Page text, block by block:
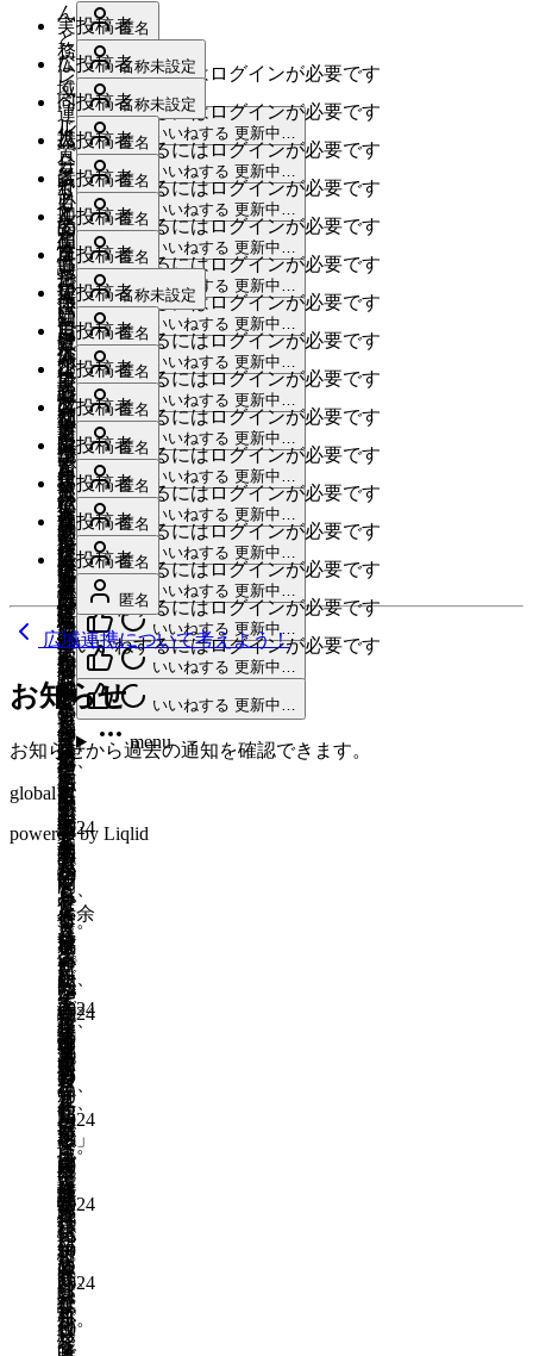
ん
と
な
く、
「防
災
分
野」
と
相
性
が
い
い
イ
メ
ー
ジ
で
す。
あ
と
は、
基
礎
自
治
体
の
立
場
か
ら
す
る
と、
「余
裕
が
な
い
の
で
後
回
し」
に
な
り
が
ち
な
イ
メ
匿名
いいねするにはログインが必要です
いいねする 更新中…
menu
実
務
レ
ベ
ル
で
は
必
要
性
を
感
じ
な
い
が、
や
ら
な
け
れ
ば
い
け
な
い
と
い
わ
れ
て
い
る
も
の
作
成
日
2024
年
11
月
1
日
既
読
投稿者
名称未設定
いいねするにはログインが必要です
いいねする 更新中…
menu
広
域
連
携
し
な
く
て
も
い
い
や
つ
も
や
っ
ち
ゃ
っ
て
手
続
き
と
か
報
告
と
か
が
め
ん
ど
く
さ
い
や
つ
一
度
始
め
た
ら
建
前
上
や
め
ら
れ
な
投稿者
名称未設定
いいねするにはログインが必要です
いいねする 更新中…
menu
同
じ
背
景・
目
的
を
持
つ
自
治
体
で
連
携
し
て
事
を
進
め
る
こ
と
は
相
乗
効
果
も
期
待
で
き
る
が、
主
導
す
る
リ
ー
ダ
ー
が
い
た
り、
行
政
投稿者
匿名
いいねするにはログインが必要です
いいねする 更新中…
menu
ハ
ー
ド
ル
高
い。
担
当
者
が
や
り
た
く
て
も
し
が
ら
み
が
あ
る。
作
成
日
2024
年
10
月
31
日
既
読
投稿者
匿名
いいねするにはログインが必要です
いいねする 更新中…
menu
多
く
の
自
治
体
で
人
口
減
少
が
想
定
さ
れ
る
中
で、
施
設
や
業
務
を
広
域
的
に
行
う
こ
と
で、
将
来
を
見
据
え
た
持
続
可
能
な
行
投稿者
匿名
いいねするにはログインが必要です
いいねする 更新中…
menu
理
想
論
で
は
色々
と
語
れ
る
が
い
ざ
実
際
に
実
行
に
移
そ
う
と
す
る
と
誰
も
や
り
た
が
ら
な
い
作
成
日
2024
年
10
月
31
日
投稿者
匿名
いいねするにはログインが必要です
いいねする 更新中…
menu
単
一
自
治
体
で
は、
事
業
規
模
的
に
も、
PR
効
果
的
に
も
限
定
的
事
業
に
な
っ
て
し
ま
う
も
の
を、
広
域
に
取
り
組
む
こ
と
で、
投稿者
名称未設定
いいねするにはログインが必要です
いいねする 更新中…
menu
最
初
は
い
い
ね！
や
ろ
う！
と
い
う
ノ
リ
で
始
ま
っ
て、
担
当
が
変
わ
り
ト
ッ
プ
が
変
わ
る
う
ち
に
形
骸
化
し
て
い
く。
投稿者
匿名
いいねするにはログインが必要です
いいねする 更新中…
menu
自
分
事
に
し
づ
ら
い
作
成
日
2024
年
10
月
29
日
既
読
投稿者
匿名
いいねするにはログインが必要です
いいねする 更新中…
menu
行
政
側
は、
広
域
連
携
が
素
晴
ら
し
い
と
思
っ
て
い
る
か
も
し
れ
な
い
が、
町
民
か
ら
す
る
と
特
に
興
味
が
な
投稿者
匿名
いいねするにはログインが必要です
いいねする 更新中…
menu
名
前
は
い
い
感
じ
だ
が、
思
っ
た
よ
り
い
ろ
い
ろ
め
ん
ど
く
さ
い
作
成
日
2024
年
10
月
25
日
既
読
投稿者
匿名
いいねするにはログインが必要です
いいねする 更新中…
menu
限
ら
れ
た
人
員
で
は
や
れ
る
こ
と
に
も
限
り
が
あ
る。
ど
ん
ど
ん
連
携
す
べ
き。
作
成
日
2024
年
10
月
投稿者
匿名
いいねするにはログインが必要です
いいねする 更新中…
menu
言
葉
だ
け
だ
と、
ふ
わ
っ
と
し
て
い
る
テ
ー
マ
を
具
体
的
に
絞
る
と、
一
気
に
現
実
化
す
る
と
思
投稿者
匿名
いいねするにはログインが必要です
いいねする 更新中…
menu
効
率
化？
無
駄
が
省
け
そ
う
な
気
が
す
る
作
成
日
2024
年
10
月
22
日
既
読
投稿者
匿名
いいねするにはログインが必要です
いいねする 更新中…
menu
重
要
性
は
わ
か
る
け
ど、
あ
ま
り
時
間
を
さ
い
て
考
え
る
こ
と
が
で
き
て
い
な
い
か
ら
投稿者
匿名
いいねするにはログインが必要です
いいねする 更新中…
menu
広域連携について考えよう！
お知らせ
お知らせから過去の通知を確認できます。
global
powered by Liqlid